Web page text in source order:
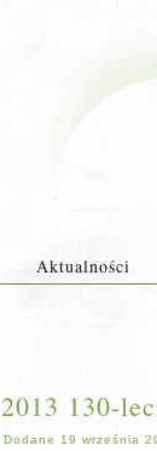
Aktualności
2013 130-
Dodane 19 września